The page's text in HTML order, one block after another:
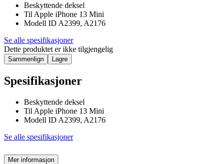
Beskyttende deksel
Til Apple iPhone 13 Mini
Modell ID A2399, A2176
Se alle spesifikasjoner
Dette produktet er ikke tilgjengelig
Sammenlign Lagre
Spesifikasjoner
Beskyttende deksel
Til Apple iPhone 13 Mini
Modell ID A2399, A2176
Se alle spesifikasjoner
Mer informasjon